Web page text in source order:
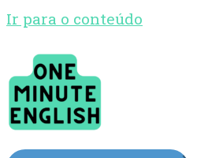
Ir para o conteúdo